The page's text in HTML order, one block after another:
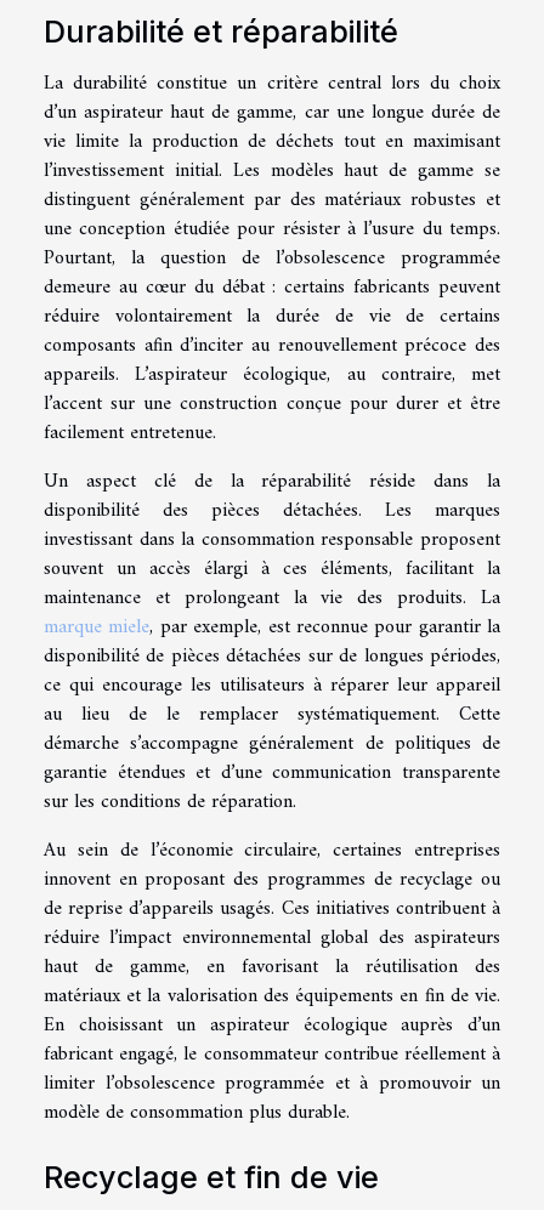
Durabilité et réparabilité
La durabilité constitue un critère central lors du choix
d’un aspirateur haut de gamme, car une longue durée de
vie limite la production de déchets tout en maximisant
l’investissement initial. Les modèles haut de gamme se
distinguent généralement par des matériaux robustes et
une conception étudiée pour résister à l’usure du temps.
Pourtant, la question de l’obsolescence programmée
demeure au cœur du débat : certains fabricants peuvent
réduire volontairement la durée de vie de certains
composants afin d’inciter au renouvellement précoce des
appareils. L’aspirateur écologique, au contraire, met
l’accent sur une construction conçue pour durer et être
facilement entretenue.
Un aspect clé de la réparabilité réside dans la
disponibilité des pièces détachées. Les marques
investissant dans la consommation responsable proposent
souvent un accès élargi à ces éléments, facilitant la
maintenance et prolongeant la vie des produits. La
marque miele, par exemple, est reconnue pour garantir la
disponibilité de pièces détachées sur de longues périodes,
ce qui encourage les utilisateurs à réparer leur appareil
au lieu de le remplacer systématiquement. Cette
démarche s’accompagne généralement de politiques de
garantie étendues et d’une communication transparente
sur les conditions de réparation.
Au sein de l’économie circulaire, certaines entreprises
innovent en proposant des programmes de recyclage ou
de reprise d’appareils usagés. Ces initiatives contribuent à
réduire l’impact environnemental global des aspirateurs
haut de gamme, en favorisant la réutilisation des
matériaux et la valorisation des équipements en fin de vie.
En choisissant un aspirateur écologique auprès d’un
fabricant engagé, le consommateur contribue réellement à
limiter l’obsolescence programmée et à promouvoir un
modèle de consommation plus durable.
Recyclage et fin de vie